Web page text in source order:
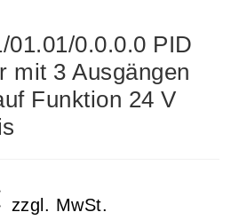
01.01/0.0.0.0 PID
mit 3 Ausgängen
Funktion 24 V
zzgl. MwSt.